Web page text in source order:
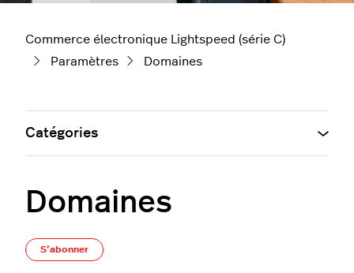
Commerce électronique Lightspeed (série C)
Paramètres
Domaines
Domaines
S’abonner
Catégories